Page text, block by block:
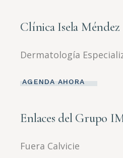
Clínica Isela Méndez
Dermatología
AGENDA AHORA
Enlaces del Grupo
Fuera Calvicie